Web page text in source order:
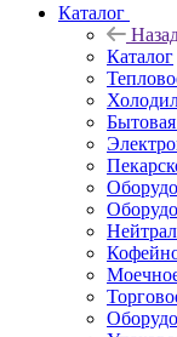
Каталог
Каталог